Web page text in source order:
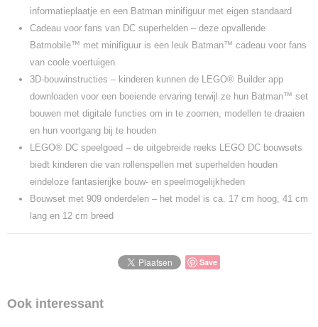
informatieplaatje en een Batman minifiguur met eigen standaard
Cadeau voor fans van DC superhelden – deze opvallende
Batmobile™ met minifiguur is een leuk Batman™ cadeau voor fans
van coole voertuigen
3D-bouwinstructies – kinderen kunnen de LEGO® Builder app
downloaden voor een boeiende ervaring terwijl ze hun Batman™ set
bouwen met digitale functies om in te zoomen, modellen te draaien
en hun voortgang bij te houden
LEGO® DC speelgoed – de uitgebreide reeks LEGO DC bouwsets
biedt kinderen die van rollenspellen met superhelden houden
eindeloze fantasierijke bouw- en speelmogelijkheden
Bouwset met 909 onderdelen – het model is ca. 17 cm hoog, 41 cm
lang en 12 cm breed
Save
Ook interessant